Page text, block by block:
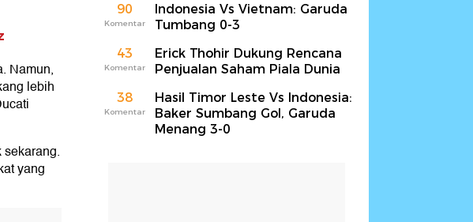
Namun,
lebih
yang
90
Komentar
Indonesia Vs Vietnam: Garuda
Tumbang 0-3
43
Komentar
Erick Thohir Dukung Rencana
Penjualan Saham Piala Dunia
38
Komentar
Hasil Timor Leste Vs Indonesia:
Baker Sumbang Gol, Garuda
Menang 3-0